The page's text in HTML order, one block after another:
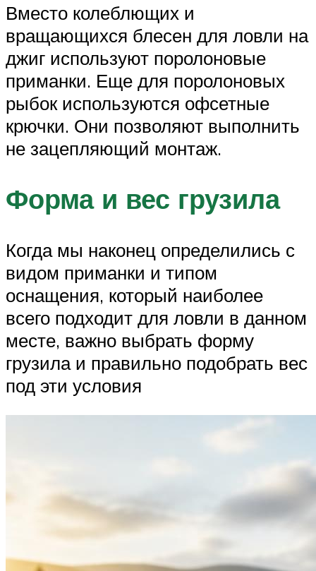
Вместо колеблющих и
вращающихся блесен для ловли на
джиг используют поролоновые
приманки. Еще для поролоновых
рыбок используются офсетные
крючки. Они позволяют выполнить
не зацепляющий монтаж.
Форма и вес грузила
Когда мы наконец определились с
видом приманки и типом
оснащения, который наиболее
всего подходит для ловли в данном
месте, важно выбрать форму
грузила и правильно подобрать вес
под эти условия